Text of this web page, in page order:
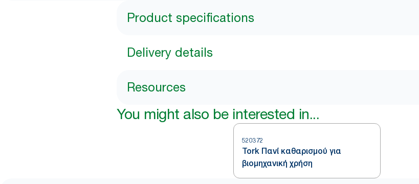
Product specifications
Delivery details
Resources
You might also be interested in...
520372
Tork Πανί καθαρισμού για
βιομηχανική χρήση